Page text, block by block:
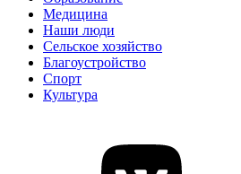
Медицина
Наши люди
Сельское хозяйство
Благоустройство
Спорт
Культура